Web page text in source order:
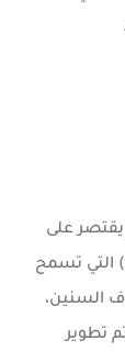
يقتصر على
الصوت فقط، بل شمل أنظمة الواقع المعزز (AR) التي تسمح
السنين،
تطوير